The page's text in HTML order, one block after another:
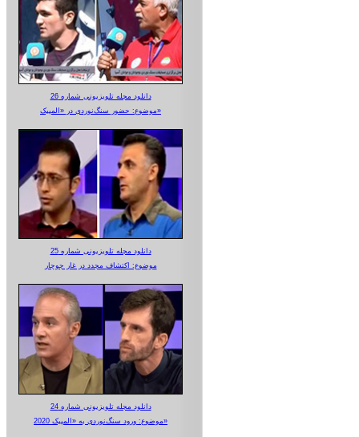
دانلود مجله تلویزیونی شماره 26
موضوع: حضور سنگ‌نوردی در «المپیک»
دانلود مجله تلویزیونی شماره 25
موضوع: اکتشاف مجدد در غار جوجار
دانلود مجله تلویزیونی شماره 24
موضوع: ورود سنگ‌نوردی به «المپیک 2020»